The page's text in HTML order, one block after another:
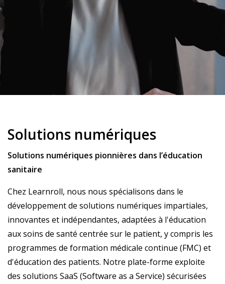
Solutions numériques
Solutions numériques pionnières dans l’éducation
sanitaire
Chez Learnroll, nous nous spécialisons dans le
développement de solutions numériques impartiales,
innovantes et indépendantes, adaptées à l'éducation
aux soins de santé centrée sur le patient, y compris les
programmes de formation médicale continue (FMC) et
d'éducation des patients. Notre plate-forme exploite
des solutions SaaS (Software as a Service) sécurisées